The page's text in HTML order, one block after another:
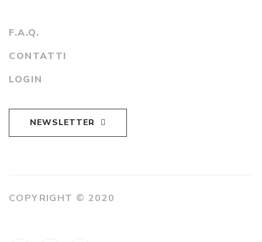
F.A.Q.
CONTATTI
LOGIN
NEWSLETTER
COPYRIGHT © 2020